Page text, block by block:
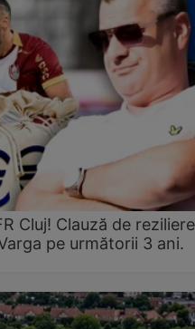
Cluj! Clauză de reziliere
pe următorii 3 ani.